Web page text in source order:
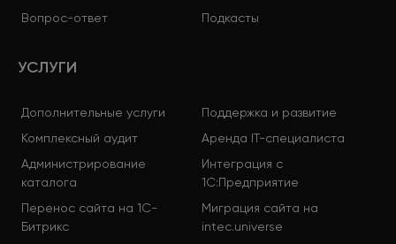
Вопрос-ответ
Подкасты
УСЛУГИ
Дополнительные услуги
Поддержка и развитие
Комплексный аудит
Аренда IT-специалиста
Администрирование
каталога
Интеграция с
1С:Предприятие
Перенос сайта на 1С-
Битрикс
Миграция сайта на
intec.universe